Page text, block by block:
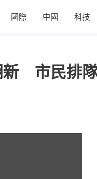
國際 中國 科技
市民排